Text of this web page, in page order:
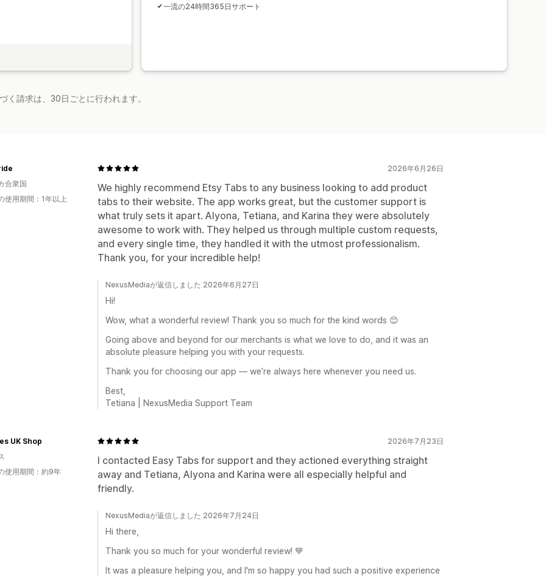
一流の24時間365日サポート
く請求は、30日ごとに行われます。
2026年6月26日
We highly recommend Etsy Tabs to any business looking to add product
tabs to their website. The app works great, but the customer support is
what truly sets it apart. Alyona, Tetiana, and Karina they were absolutely
awesome to work with. They helped us through multiple custom requests,
and every single time, they handled it with the utmost professionalism.
Thank you, for your incredible help!
合衆国
使用期間：1年以上
NexusMediaが返信しました 2026年6月27日
Hi!
Wow, what a wonderful review! Thank you so much for the kind words 😊
Going above and beyond for our merchants is what we love to do, and it was an
absolute pleasure helping you with your requests.
Thank you for choosing our app — we’re always here whenever you need us.
Best,
Tetiana | NexusMedia Support Team
2026年7月23日
I contacted Easy Tabs for support and they actioned everything straight
away and Tetiana, Alyona and Karina were all especially helpful and
friendly.
UK Shop
使用期間：約9年
NexusMediaが返信しました 2026年7月24日
Hi there,
Thank you so much for your wonderful review! 💙
It was a pleasure helping you, and I'm so happy you had such a positive experience